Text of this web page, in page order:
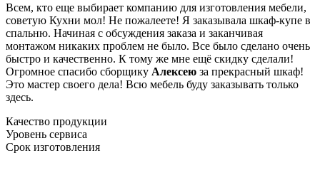
Всем, кто еще выбирает компанию для изготовления мебели,
советую Кухни мол! Не пожалеете! Я заказывала шкаф-купе в
спальню. Начиная с обсуждения заказа и заканчивая
монтажом никаких проблем не было. Все было сделано очень
быстро и качественно. К тому же мне ещё скидку сделали!
Огромное спасибо сборщику Алексею за прекрасный шкаф!
Это мастер своего дела! Всю мебель буду заказывать только
здесь.
Качество продукции
Уровень сервиса
Срок изготовления